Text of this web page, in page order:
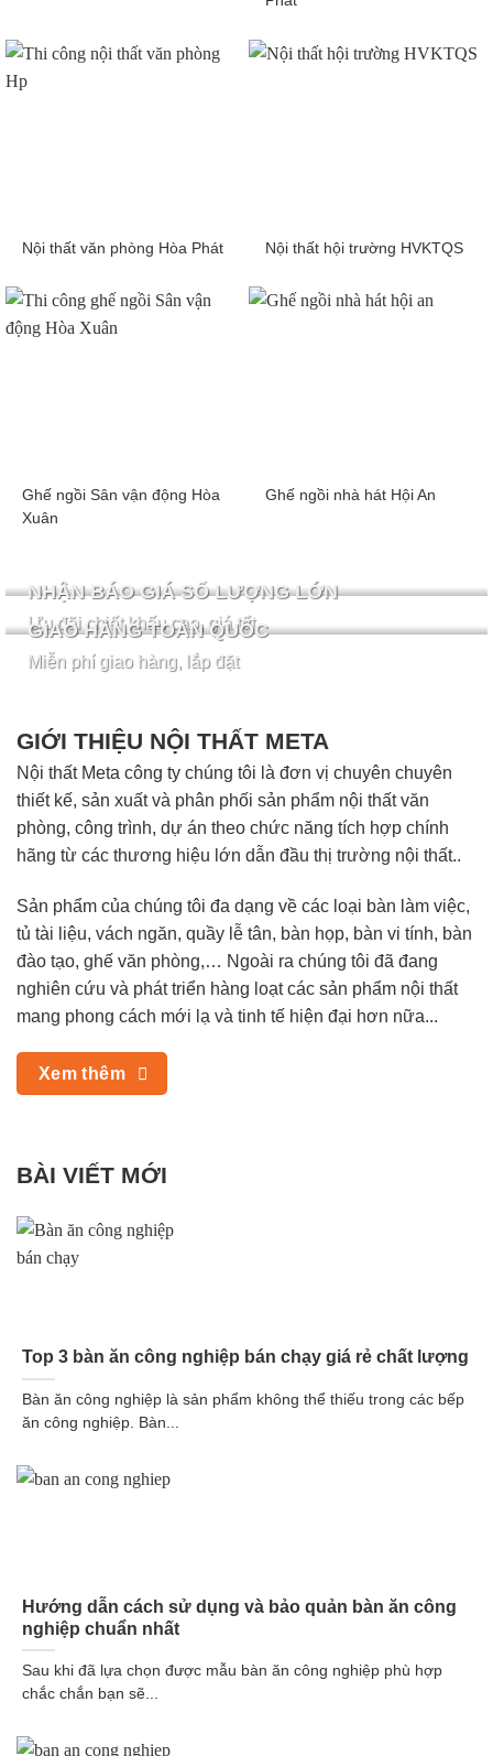
Nội thất văn phòng Hòa Phát Nội thất hội trường HVKTQS
Ghế ngồi Sân vận động Hòa
Xuân
Ghế ngồi nhà hát Hội An
NHẬN BÁO GIÁ SỐ LƯỢNG LỚN
Ưu đãi chiết khấu cao, giá tốt
GIAO HÀNG TOÀN QUỐC
Miễn phí giao hàng, lắp đặt
GIỚI THIỆU NỘI THẤT META
Nội thất Meta công ty chúng tôi là đơn vị chuyên chuyên
thiết kế, sản xuất và phân phối sản phẩm nội thất văn
phòng, công trình, dự án theo chức năng tích hợp chính
hãng từ các thương hiệu lớn dẫn đầu thị trường nội thất..
Sản phẩm của chúng tôi đa dạng về các loại bàn làm việc,
tủ tài liệu, vách ngăn, quầy lễ tân, bàn họp, bàn vi tính, bàn
đào tạo, ghế văn phòng,… Ngoài ra chúng tôi đã đang
nghiên cứu và phát triển hàng loạt các sản phẩm nội thất
mang phong cách mới lạ và tinh tế hiện đại hơn nữa...
Xem thêm
BÀI VIẾT MỚI
Top 3 bàn ăn công nghiệp bán chạy giá rẻ chất lượng
Bàn ăn công nghiệp là sản phẩm không thể thiếu trong các bếp
ăn công nghiệp. Bàn...
Hướng dẫn cách sử dụng và bảo quản bàn ăn công
nghiệp chuẩn nhất
Sau khi đã lựa chọn được mẫu bàn ăn công nghiệp phù hợp
chắc chắn bạn sẽ...